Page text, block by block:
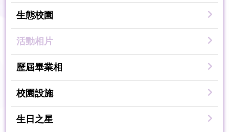
生態校園
活動相片
歷屆畢業相
校園設施
生日之星